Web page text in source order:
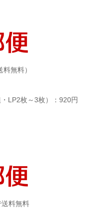
無料）
LP2枚～3枚）：920円
料無料